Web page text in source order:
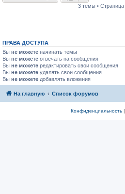
3 темы • Страница
ПРАВА ДОСТУПА
Вы не можете начинать темы
Вы не можете отвечать на сообщения
Вы не можете редактировать свои сообщения
Вы не можете удалять свои сообщения
Вы не можете добавлять вложения
На главную Список форумов
Конфиденциальность|